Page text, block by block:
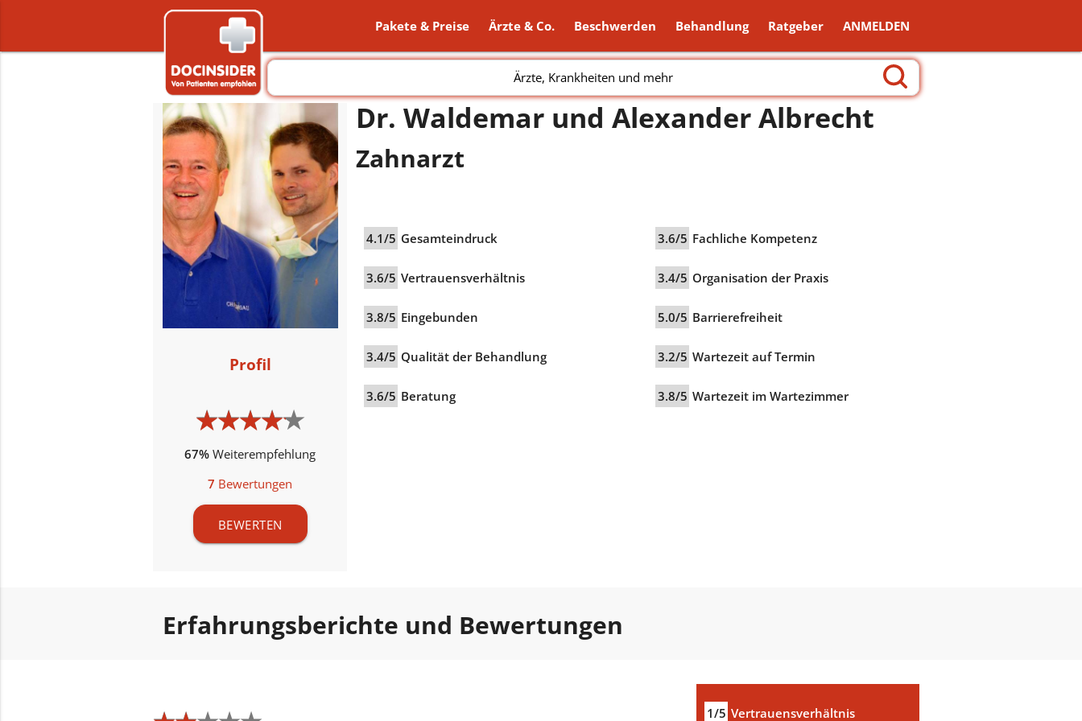
Pakete & Preise Ärzte & Co. Beschwerden Behandlung Ratgeber ANMELDEN
Ärzte, Krankheiten und mehr
Profil
★★★★★
★★★★★
67% Weiterempfehlung
7 Bewertungen
BEWERTEN
Dr. Waldemar und Alexander Albrecht
Zahnarzt
4.1/5 Gesamteindruck
3.6/5 Vertrauensverhältnis
3.8/5 Eingebunden
3.4/5 Qualität der Behandlung
3.6/5 Beratung
3.6/5 Fachliche Kompetenz
3.4/5 Organisation der Praxis
5.0/5 Barrierefreiheit
3.2/5 Wartezeit auf Termin
3.8/5 Wartezeit im Wartezimmer
Erfahrungsberichte und Bewertungen
1/5 Vertrauensverhältnis